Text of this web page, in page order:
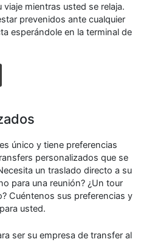
mientras usted se relaja.
prevenidos ante cualquier
esperándole en la terminal de
único y tiene preferencias
personalizados que se
un traslado directo a su
para una reunión? ¿Un tour
Cuéntenos sus preferencias y
usted.
ser su empresa de transfer al